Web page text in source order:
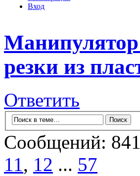
Вход
Манипулятор
резки из
Ответить
Сообщений:
11, 12 ... 57